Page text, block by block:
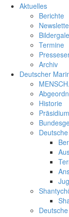
Aktuelles
Berichte
Termine
Archiv
Deutscher
Historie
Präsidium